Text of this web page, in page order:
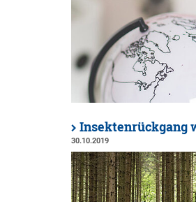
Insektenrückgang
30.10.2019